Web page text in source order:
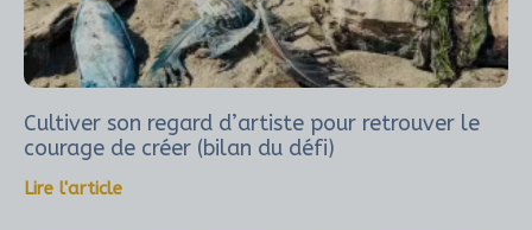
Cultiver son regard d’artiste pour retrouver le
courage de créer (bilan du défi)
Lire l'article